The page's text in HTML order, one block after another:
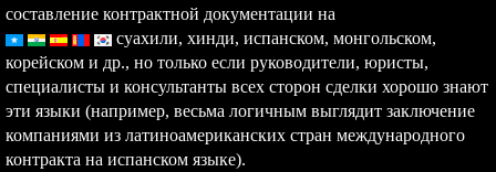
составление контрактной документации на
суахили, хинди, испанском, монгольском,
корейском и др., но только если руководители, юристы,
специалисты и консультанты всех сторон сделки хорошо знают
эти языки (например, весьма логичным выглядит заключение
компаниями из латиноамериканских стран международного
контракта на испанском языке).